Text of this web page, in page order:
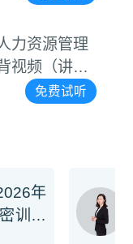
级经济师工商管理
记忆口诀带背视频
年
训旗